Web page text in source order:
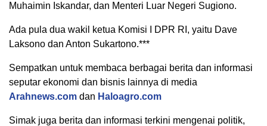
Muhaimin Iskandar, dan Menteri Luar Negeri Sugiono.
Ada pula dua wakil ketua Komisi I DPR RI, yaitu Dave
Laksono dan Anton Sukartono.***
Sempatkan untuk membaca berbagai berita dan informasi
seputar ekonomi dan bisnis lainnya di media
Arahnews.com dan Haloagro.com
Simak juga berita dan informasi terkini mengenai politik,